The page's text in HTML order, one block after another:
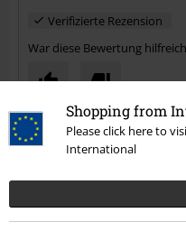
Shopping from
Please click here to
International
Verifizierte Rezension
War diese Bewertung